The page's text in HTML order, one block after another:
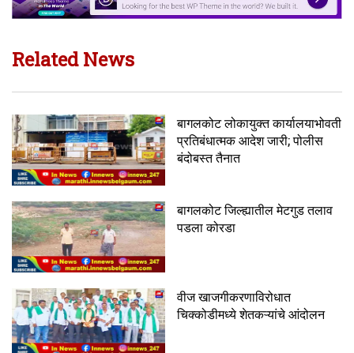
Related News
बागलकोट लोकायुक्त कार्यालयाभोवती
प्रतिबंधात्मक आदेश जारी; पोलीस
बंदोबस्त तैनात
बागलकोट जिल्ह्यातील मेटगुड तलाव
पडला कोरडा
वीज खाजगीकरणाविरोधात
चिक्कोडीमध्ये शेतकऱ्यांचे आंदोलन